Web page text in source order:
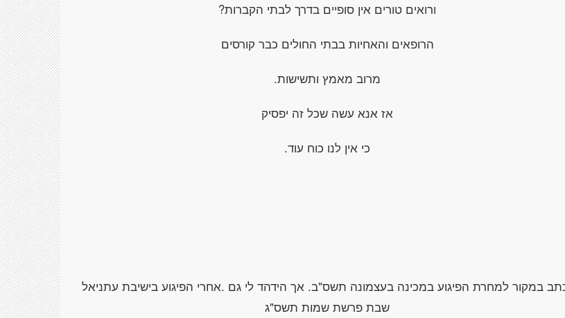
ורואים טורים אין סופיים בדרך לבתי הקברות?
הרופאים והאחיות בבתי החולים כבר קורסים
מרוב מאמץ ותשישות.
אז אנא עשה שכל זה יפסיק
כי אין לנו כוח עוד.
במקור למחרת הפיגוע במכינה בעצמונה תשס"ב. אך הידהד לי גם .אחרי הפיגוע בישיבת עתניאל
שבת פרשת שמות תשס"ג